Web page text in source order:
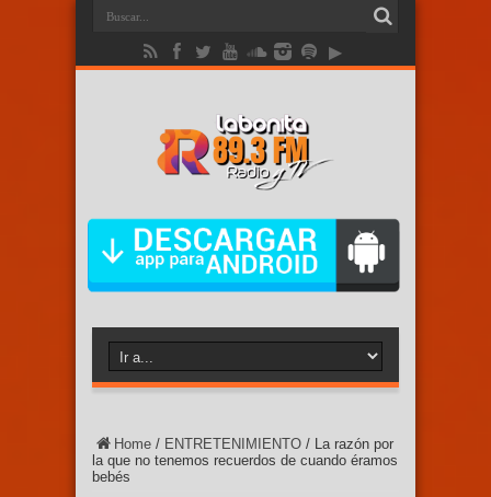
Home / ENTRETENIMIENTO / La razón por
la que no tenemos recuerdos de cuando éramos
bebés